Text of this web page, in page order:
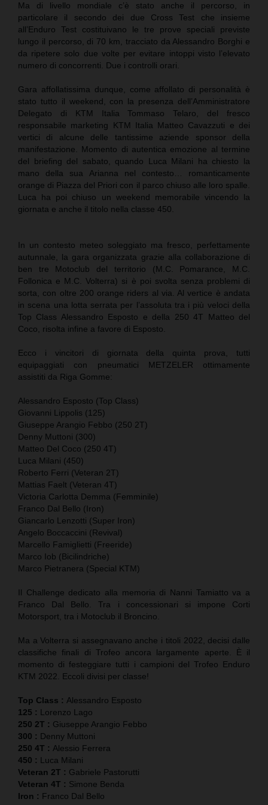
Ma di livello mondiale c’è stato anche il percorso, in
particolare il secondo dei due Cross Test che insieme
all’Enduro Test costituivano le tre prove speciali previste
lungo il percorso, di 70 km, tracciato da Alessandro Borghi e
da ripetere solo due volte per evitare intoppi visto l’elevato
numero di concorrenti. Due i controlli orari.
Gara affollatissima dunque, come affollato di personalità è
stato tutto il weekend, con la presenza dell’Amministratore
Delegato di KTM Italia Tommaso Telaro, del fresco
responsabile marketing KTM Italia Matteo Cavazzuti e dei
vertici di alcune delle tantissime aziende sponsor della
manifestazione. Momento di autentica emozione al termine
del briefing del sabato, quando Luca Milani ha chiesto la
mano della sua Arianna nel contesto… romanticamente
orange di Piazza del Priori con il parco chiuso alle loro spalle.
Luca ha poi chiuso un weekend memorabile vincendo la
giornata e anche il titolo nella classe 450.
In un contesto meteo soleggiato ma fresco, perfettamente
autunnale, la gara organizzata grazie alla collaborazione di
ben tre Motoclub del territorio (M.C. Pomarance, M.C.
Follonica e M.C. Volterra) si è poi svolta senza problemi di
sorta, con oltre 200 orange riders al via. Al vertice è andata
in scena una lotta serrata per l’assoluta tra i più veloci della
Top Class Alessandro Esposto e della 250 4T Matteo del
Coco, risolta infine a favore di Esposto.
Ecco i vincitori di giornata della quinta prova, tutti
equipaggiati con pneumatici METZELER ottimamente
assistiti da Riga Gomme:
Alessandro Esposto (Top Class)
Giovanni Lippolis (125)
Giuseppe Arangio Febbo (250 2T)
Denny Muttoni (300)
Matteo Del Coco (250 4T)
Luca Milani (450)
Roberto Ferri (Veteran 2T)
Mattias Faelt (Veteran 4T)
Victoria Carlotta Demma (Femminile)
Franco Dal Bello (Iron)
Giancarlo Lenzotti (Super Iron)
Angelo Boccaccini (Revival)
Marcello Famiglietti (Freeride)
Marco Iob (Bicilindriche)
Marco Pietranera (Special KTM)
Il Challenge dedicato alla memoria di Nanni Tamiatto va a
Franco Dal Bello. Tra i concessionari si impone Corti
Motorsport, tra i Motoclub il Broncino.
Ma a Volterra si assegnavano anche i titoli 2022, decisi dalle
classifiche finali di Trofeo ancora largamente aperte. È il
momento di festeggiare tutti i campioni del Trofeo Enduro
KTM 2022. Eccoli divisi per classe!
Top Class : Alessandro Esposto
125 : Lorenzo Lago
250 2T : Giuseppe Arangio Febbo
300 : Denny Muttoni
250 4T : Alessio Ferrera
450 : Luca Milani
Veteran 2T : Gabriele Pastorutti
Veteran 4T : Simone Benda
Iron : Franco Dal Bello